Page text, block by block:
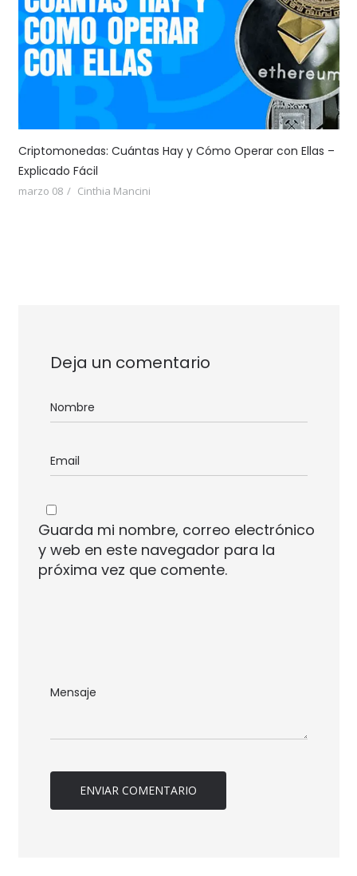
Criptomonedas: Cuántas Hay y Cómo Operar con Ellas –
Explicado Fácil
marzo 08 Cinthia Mancini
Deja un comentario
Guarda mi nombre, correo electrónico
y web en este navegador para la
próxima vez que comente.